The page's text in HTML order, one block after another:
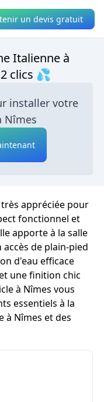
un devis gratuit
Italienne à
clics 💦
installer votre
Nîmes
appréciée pour
fonctionnel et
apporte à la salle
de plain-pied
d'eau efficace
une finition chic
à Nîmes vous
essentiels à la
à Nîmes et des